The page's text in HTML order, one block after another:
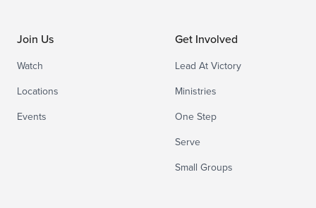
Join Us
Watch
Locations
Events
Get Involved
Lead At Victory
Ministries
One Step
Serve
Small Groups